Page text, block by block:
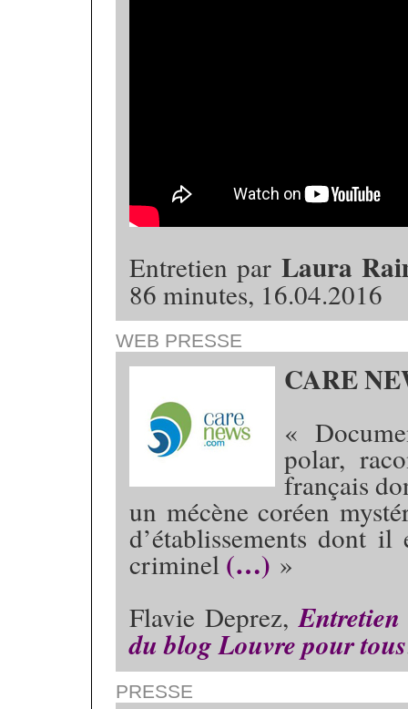
Entretien par Laura
86 minutes, 16.04.2016
WEB PRESSE
CARE
«
polar,
français
un mécène coréen
d’établissements dont
criminel (…) »
Flavie Deprez,
du blog Louvre pour tous
PRESSE